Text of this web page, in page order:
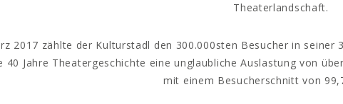
Theaterlandschaft.
2017 zählte der Kulturstadl den 300.000sten Besucher in
40 Jahre Theatergeschichte eine unglaubliche Auslastung von
mit einem Besucherschnitt von